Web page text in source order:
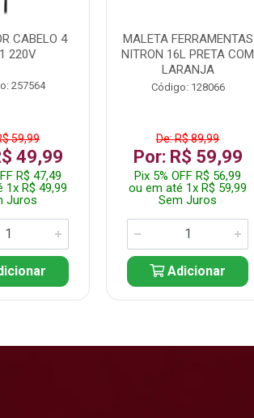
CABELO 4
220V
257564
59,99
49,99
R$ 47,49
1x R$ 49,99
Juros
MALETA FERRAMENTAS
NITRON 16L PRETA COM
LARANJA
Código: 128066
De: R$ 89,99
Por: R$ 59,99
Pix 5% OFF R$ 56,99
ou em até 1x R$ 59,99
Sem Juros
Adicionar